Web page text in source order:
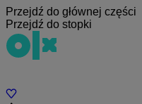
Przejdź do głównej części
Przejdź do stopki